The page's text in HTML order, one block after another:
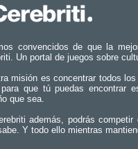
convencidos de que la
Un portal de juegos sobre
misión es concentrar todos
para que tú puedas encontrar
que sea.
además, podrás
Y todo ello mientras